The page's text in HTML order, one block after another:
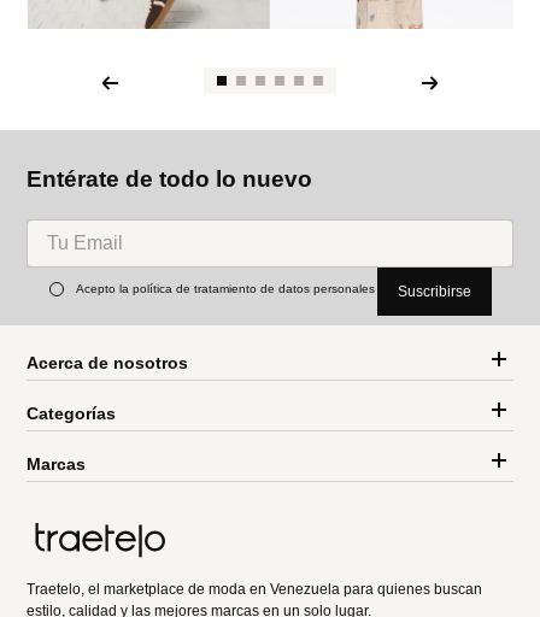
Entérate de todo lo nuevo
Acepto la política de tratamiento de datos personales Suscribirse
Acerca de nosotros
Categorías
Marcas
Traetelo, el marketplace de moda en Venezuela para quienes buscan
estilo, calidad y las mejores marcas en un solo lugar.